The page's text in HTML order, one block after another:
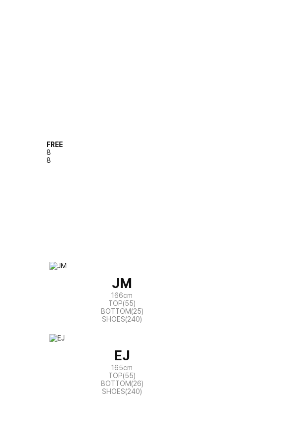
FREE
8
8
JM
166cm
TOP(55)
BOTTOM(25)
SHOES(240)
EJ
165cm
TOP(55)
BOTTOM(26)
SHOES(240)